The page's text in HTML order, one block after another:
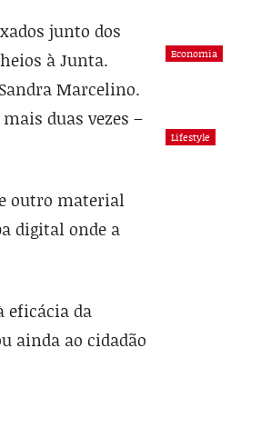
junto dos
à Junta.
Marcelino.
duas vezes –
outro material
digital onde a
eficácia da
ainda ao cidadão
Economia
Lifestyle